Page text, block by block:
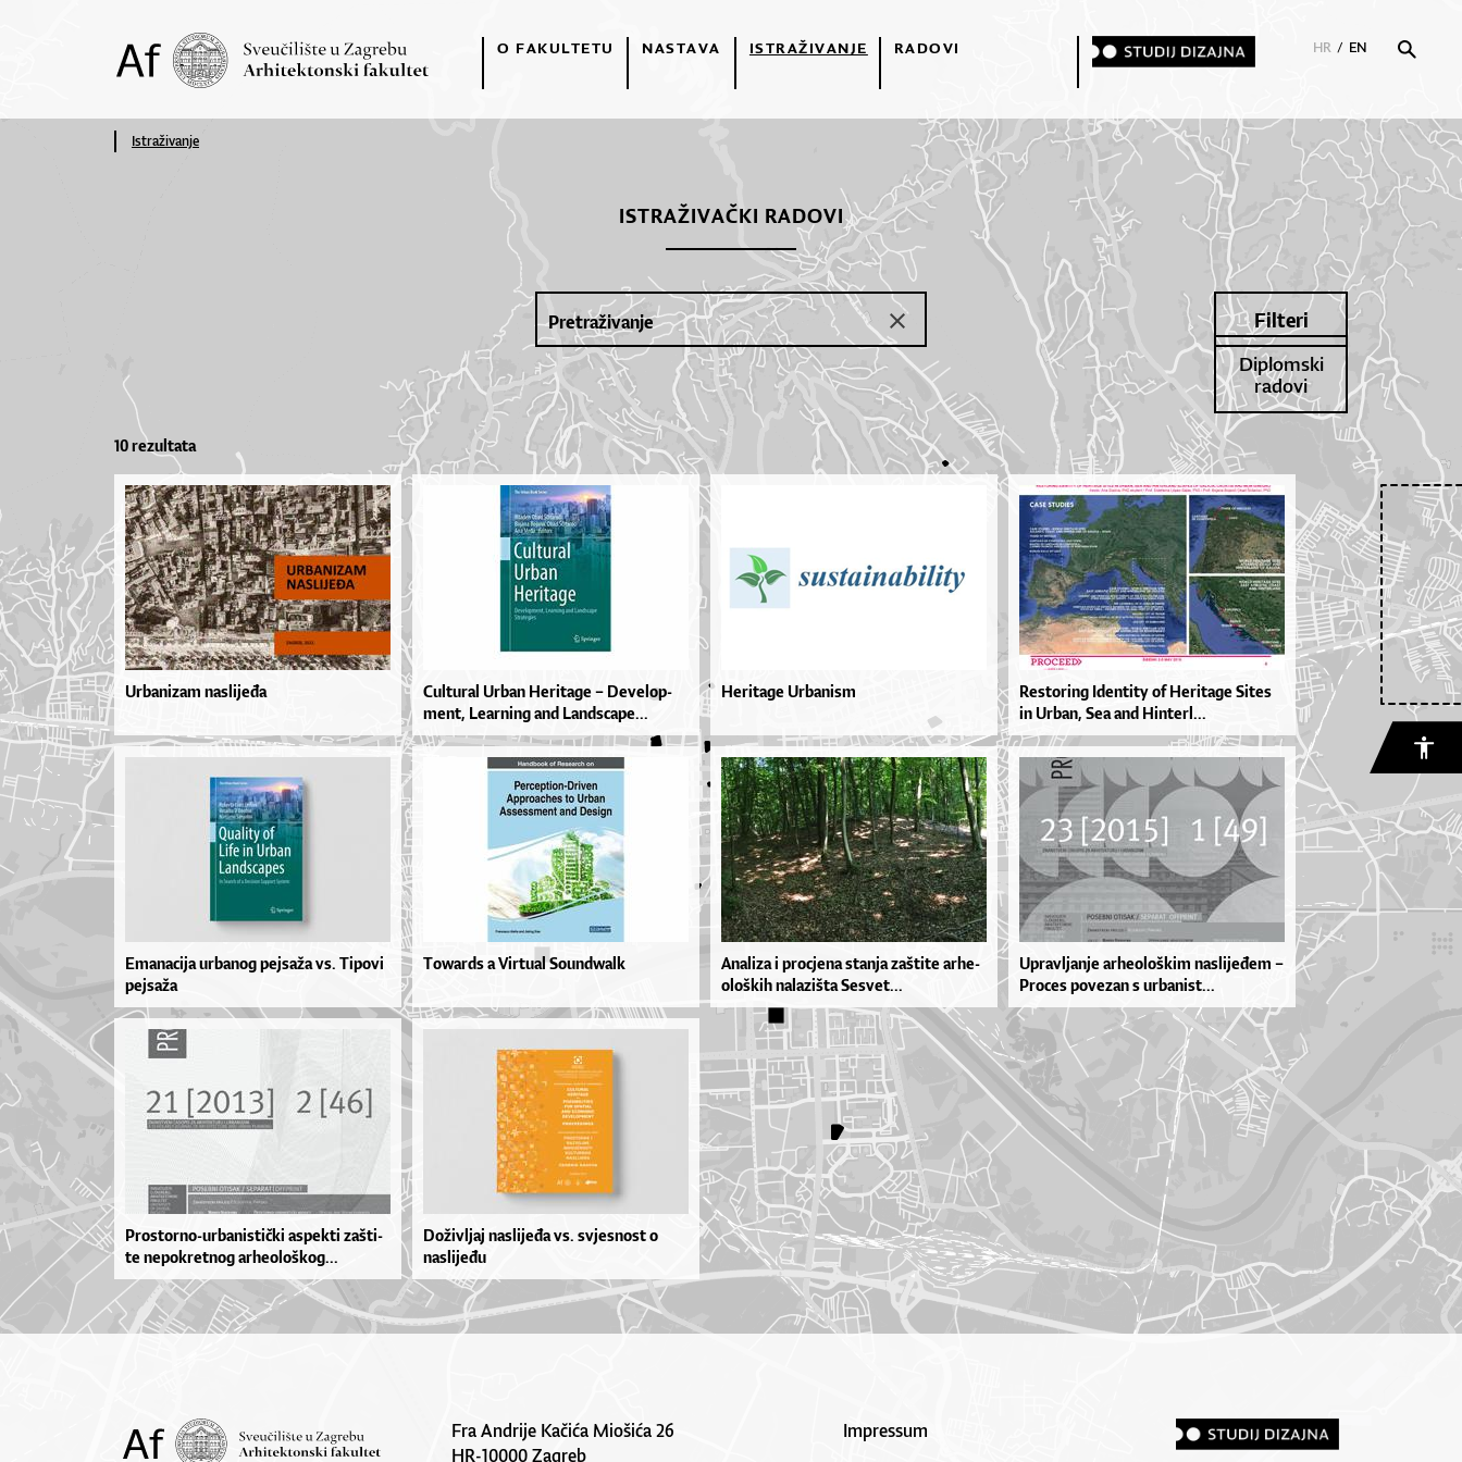
O FAKULTETU NASTAVA ISTRAŽIVANJE RADOVI HR / EN
Istraživanje
ISTRAŽIVAČKI RADOVI
Diplomski
radovi
Filteri
10 rezultata
Urbanizam naslijeđa
Cul­tu­ral Ur­ban He­ri­ta­ge – De­ve­lop­
me­nt, Le­ar­ni­ng and Lan­dsca­pe­...
Heritage Urbanism
Res­to­ri­ng Iden­ti­ty of He­ri­ta­ge Si­tes
in Ur­ban, Sea and Hin­ter­l...
Emanacija urbanog pejsaža vs. Tipovi
pejsaža
Towards a Virtual Soundwalk
Ana­li­za i pro­cje­na stan­ja zaš­ti­te ar­he­
o­loš­kih na­la­ziš­ta Se­sve­t...
Uprav­lja­nje ar­he­o­loš­kim na­sli­je­đem –
Pro­ces po­ve­zan s ur­ba­nis­t...
Pros­tor­no­-ur­ba­nis­ti­čki as­pek­ti zaš­ti­
te ne­po­kret­nog ar­he­o­loš­ko­g...
Doživljaj naslijeđa vs. svjesnost o
naslijeđu
Fra Andrije Kačića Miošića 26
HR-10000 Zagreb
Impressum